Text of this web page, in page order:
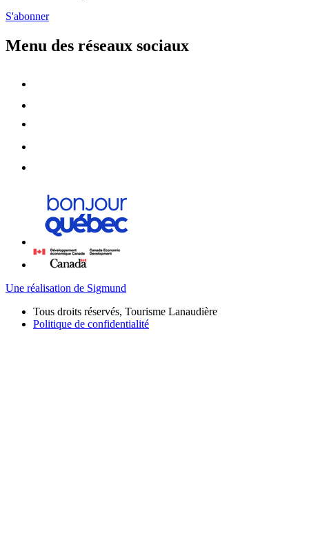
S'abonner
Menu des réseaux sociaux
Une réalisation de Sigmund
Tous droits réservés, Tourisme Lanaudière
Politique de confidentialité